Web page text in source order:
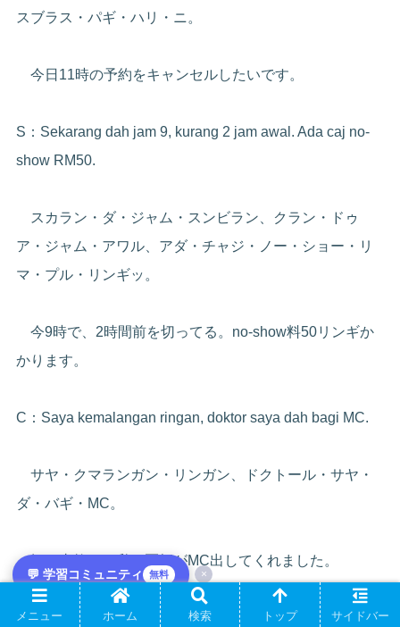
スブラス・パギ・ハリ・ニ。
今日11時の予約をキャンセルしたいです。
S：Sekarang dah jam 9, kurang 2 jam awal. Ada caj no-
show RM50.
スカラン・ダ・ジャム・スンビラン、クラン・ドゥ
ア・ジャム・アワル、アダ・チャジ・ノー・ショー・リ
マ・プル・リンギッ。
今9時で、2時間前を切ってる。no-show料50リンギか
かります。
C：Saya kemalangan ringan, doktor saya dah bagi MC.
サヤ・クマランガン・リンガン、ドクトール・サヤ・
ダ・バギ・MC。
軽い事故で、私の医師がMC出してくれました。
S：Boleh hantar MC by WhatsApp untuk waive caj.
💬 学習コミュニティ 無料 ×
メニュー ホーム 検索 トップ サイドバー